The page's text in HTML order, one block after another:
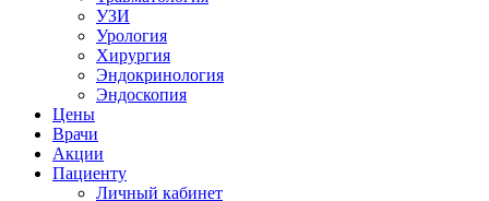
УЗИ
Урология
Хирургия
Эндокринология
Эндоскопия
Цены
Врачи
Акции
Пациенту
Личный кабинет